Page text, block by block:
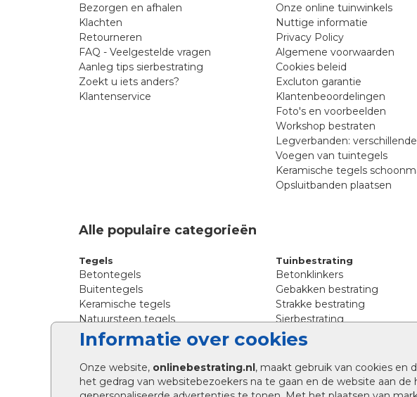
Informatie over cookies
Onze website, onlinebestrating.nl, maakt gebruik van cookies en
het gedrag van websitebezoekers na te gaan en de website aan
Bezorgen en afhalen
Klachten
Retourneren
FAQ - Veelgestelde vragen
Aanleg tips sierbestrating
Zoekt u iets anders?
Klantenservice
Onze online tuinwinkels
Nuttige informatie
Privacy Policy
Algemene voorwaarden
Cookies beleid
Excluton garantie
Klantenbeoordelingen
Foto's en voorbeelden
Workshop bestraten
Legverbanden:
Voegen van tuintegels
Keramische tegels
Opsluitbanden plaatsen
Alle populaire categorieën
Tegels
Betontegels
Buitentegels
Keramische tegels
Natuursteen tegels
Siertegels
Stoeptegels
Straattegels
Terrastegels
Tuintegels
Tuinbestrating
Betonklinkers
Gebakken bestrating
Strakke bestrating
Sierbestrating
Straatklinkers
Straatstenen
Trommelstenen
Tuinstenen
Waalformaat